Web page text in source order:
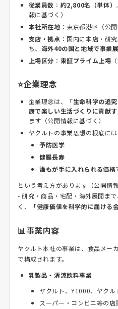
従業員数 ： 約2,800名（単体）
報に基づく）
本社所在地 ：東京都港区（公
支店・拠点 ：国内に本店・研
ち、 海外40の国と地域で事業
上場区分 ： 東証プライム上場
⭐企業理念
企業理念は、
「生命科学の追
康で楽しい生活づくりに貢献す
ます（公開情報に基づく）
ヤクルトの事業思想の根底に
予防医学
健腸長寿
誰もが手に入れられる価格
という考え方があります（公開情
- 研究・商品・宅配・海外展開ま
く、
「健康価値を科学的に届ける会
📊事業内容
ヤクルト本社の事業は、食品メー
で構成されます。
乳製品・清涼飲料事業
ヤクルト、Y1000、ヤク
スーパー・コンビニ等の店